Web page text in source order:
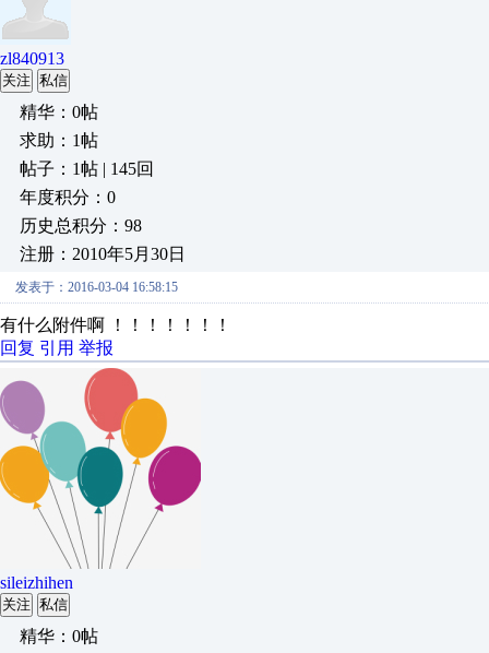
zl840913
关注 私信
精华：0帖
求助：1帖
帖子：1帖 | 145回
年度积分：0
历史总积分：98
注册：2010年5月30日
发表于：2016-03-04 16:58:15
有什么附件啊 ！！！！！！！
回复 引用 举报
sileizhihen
关注 私信
精华：0帖